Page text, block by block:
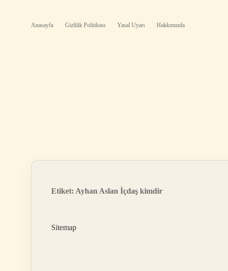
Anasayfa Gizlilik Politikası Yasal Uyarı Hakkımızda
Etiket: Ayhan Aslan İçdaş kimdir
Sitemap